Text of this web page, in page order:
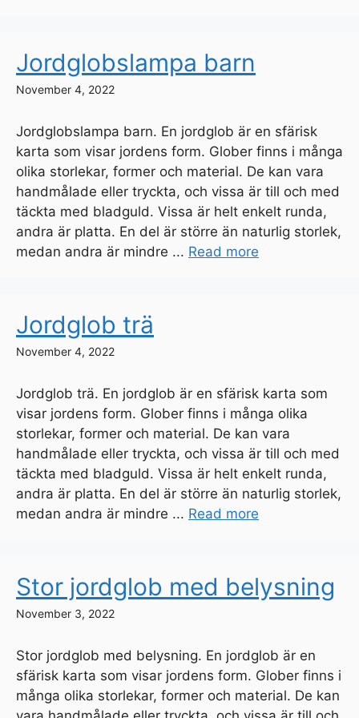
Jordglobslampa barn
November 4, 2022
Jordglobslampa barn. En jordglob är en sfärisk
karta som visar jordens form. Glober finns i många
olika storlekar, former och material. De kan vara
handmålade eller tryckta, och vissa är till och med
täckta med bladguld. Vissa är helt enkelt runda,
andra är platta. En del är större än naturlig storlek,
medan andra är mindre ... Read more
Jordglob trä
November 4, 2022
Jordglob trä. En jordglob är en sfärisk karta som
visar jordens form. Glober finns i många olika
storlekar, former och material. De kan vara
handmålade eller tryckta, och vissa är till och med
täckta med bladguld. Vissa är helt enkelt runda,
andra är platta. En del är större än naturlig storlek,
medan andra är mindre ... Read more
Stor jordglob med belysning
November 3, 2022
Stor jordglob med belysning. En jordglob är en
sfärisk karta som visar jordens form. Glober finns i
många olika storlekar, former och material. De kan